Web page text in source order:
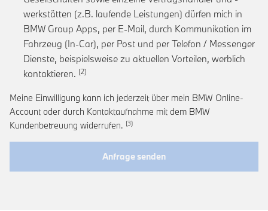
werkstätten (z.B. laufende Leistungen) dürfen mich in
BMW Group Apps, per E-Mail, durch Kommunikation im
Fahrzeug (In-Car), per Post und per Telefon / Messenger
Dienste, beispielsweise zu aktuellen Vorteilen, werblich
kontaktieren. Link zur Fußnote: Einwilligung zur
Meine Einwilligung kann ich jederzeit über mein BMW Online-
Account oder durch Kontaktaufnahme mit dem BMW
Kundenbetreuung widerrufen. Link zur Fußnote: Widerruf der
Anfrage senden